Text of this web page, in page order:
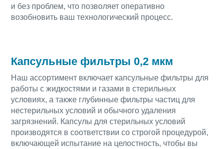
и без проблем, что позволяет оперативно
возобновить ваш технологический процесс.
Капсульные фильтры 0,2 мкм
Наш ассортимент включает капсульные фильтры для
работы с жидкостями и газами в стерильных
условиях, а также глубинные фильтры частиц для
нестерильных условий и обычного удаления
загрязнений. Капсулы для стерильных условий
производятся в соответствии со строгой процедурой,
включающей испытание на целостность, чтобы вы